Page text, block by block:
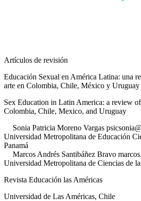
Artículos de revisión
Educación Sexual en América Latina: una
arte en Colombia, Chile, México y Uruguay
Sex Education in Latin America: a review
Colombia, Chile, Mexico, and Uruguay
Sonia Patricia Moreno Vargas
Universidad Metropolitana de Educación
Panamá
Marcos Andrés Santibáñez Bravo
Universidad Metropolitana de Ciencias de
Revista Educación las Américas
Universidad de Las Américas, Chile